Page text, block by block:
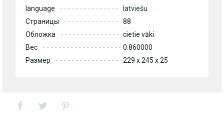
language
latviešu
Страницы
88
Обложка
cietie vāki
Вес
0.860000
Размер
229 x 245 x 25